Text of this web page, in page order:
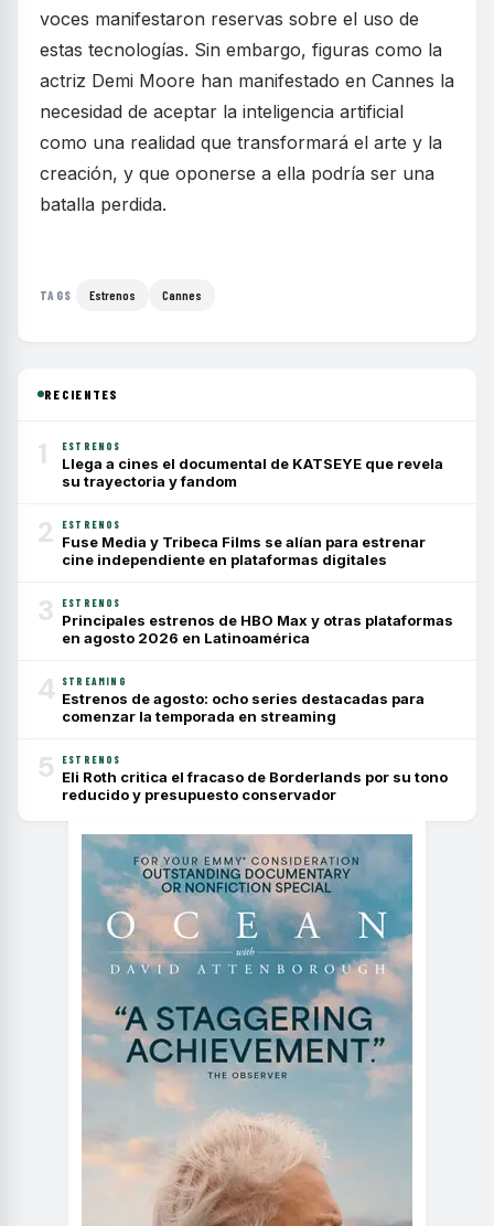
voces manifestaron reservas sobre el uso de
estas tecnologías. Sin embargo, figuras como la
actriz Demi Moore han manifestado en Cannes la
necesidad de aceptar la inteligencia artificial
como una realidad que transformará el arte y la
creación, y que oponerse a ella podría ser una
batalla perdida.
TAGS Estrenos Cannes
RECIENTES
1 ESTRENOS
Llega a cines el documental de KATSEYE que revela
su trayectoria y fandom
2 ESTRENOS
Fuse Media y Tribeca Films se alían para estrenar
cine independiente en plataformas digitales
3 ESTRENOS
Principales estrenos de HBO Max y otras plataformas
en agosto 2026 en Latinoamérica
4 STREAMING
Estrenos de agosto: ocho series destacadas para
comenzar la temporada en streaming
5 ESTRENOS
Eli Roth critica el fracaso de Borderlands por su tono
reducido y presupuesto conservador